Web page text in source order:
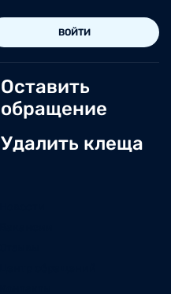
ВОЙТИ
Оставить
обращение
Удалить клеща